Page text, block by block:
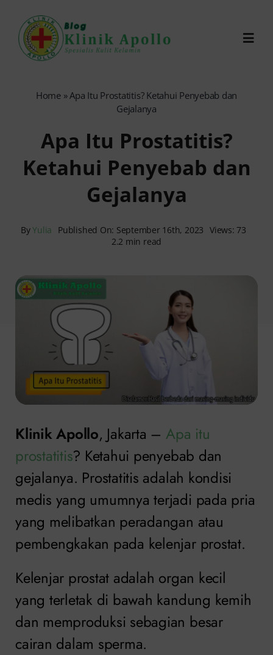
content
Reservasi Online
Home»Apa Itu Prostatitis? Ketahui Penyebab dan
Gejalanya
Apa Itu Prostatitis?
Ketahui Penyebab dan
Gejalanya
ByYulia Published On: September 16th, 2023 Views: 73
2.2 min read
Klinik Apollo, Jakarta –Apa itu
prostatitis? Ketahui penyebab dan
gejalanya. Prostatitis adalah kondisi
medis yang umumnya terjadi pada pria
yang melibatkan peradangan atau
pembengkakan pada kelenjar prostat.
Kelenjar prostat adalah organ kecil
yang terletak di bawah kandung kemih
dan memproduksi sebagian besar
cairan dalam sperma.